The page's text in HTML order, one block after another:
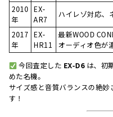
2010
年
EX-
AR7
ハイレゾ対応、
2017
年
EX-
HR11
最新WOOD
オーディオ色が
今回査定した EX-D6 は、初
めた名機。
サイズ感と音質バランスの絶妙
す！